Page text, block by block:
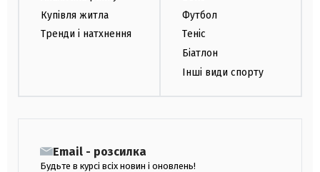
Купівля житла
Тренди і натхнення
Футбол
Теніс
Біатлон
Інші види спорту
Email - розсилка
Будьте в курсі всіх новин і оновлень!